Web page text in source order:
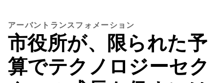
アーバントランスフォメーション
市役所が、限られた予
算でテクノロジーセク